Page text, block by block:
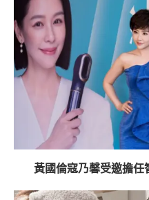
黃國倫寇乃馨受邀擔